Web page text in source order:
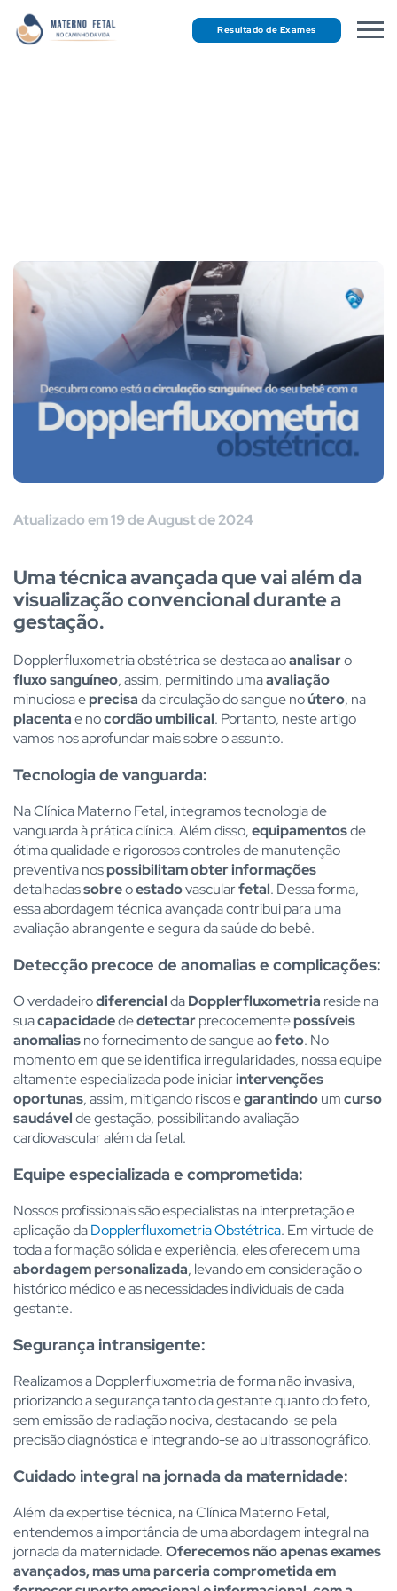
Resultado de Exames
Atualizado em 19 de August de 2024
Uma técnica avançada que vai além da
visualização convencional durante a
gestação.
Dopplerfluxometria obstétrica se destaca aoanalisaro
fluxo sanguíneo, assim, permitindo umaavaliação
minuciosa eprecisada circulação do sangue noútero, na
placentae nocordão umbilical. Portanto, neste artigo
vamos nos aprofundar mais sobre o assunto.
Tecnologia de vanguarda:
Na Clínica Materno Fetal, integramos tecnologia de
vanguarda à prática clínica. Além disso,equipamentosde
ótima qualidade e rigorosos controles de manutenção
preventiva nospossibilitam obter informações
detalhadassobreoestadovascularfetal. Dessa forma,
essa abordagem técnica avançada contribui para uma
avaliação abrangente e segura da saúde do bebê.
Detecção precoce de anomalias e complicações:
O verdadeirodiferencialdaDopplerfluxometria reside na
suacapacidadededetectarprecocementepossíveis
anomaliasno fornecimento de sangue aofeto. No
momento em que se identifica irregularidades, nossa equipe
altamente especializada pode iniciarintervenções
oportunas, assim, mitigando riscos egarantindoumcurso
saudávelde gestação, possibilitando avaliação
cardiovascular além da fetal.
Equipe especializada e comprometida:
Nossos profissionais são especialistas na interpretação e
aplicação daDopplerfluxometria Obstétrica. Em virtude de
toda a formação sólida e experiência, eles oferecem uma
abordagem personalizada, levando em consideração o
histórico médico e as necessidades individuais de cada
gestante.
Segurança intransigente:
Realizamos a Dopplerfluxometria de forma não invasiva,
priorizando a segurança tanto da gestante quanto do feto,
sem emissão de radiação nociva, destacando-se pela
precisão diagnóstica e integrando-se ao ultrassonográfico.
Cuidado integral na jornada da maternidade:
Além da expertise técnica, na Clínica Materno Fetal,
entendemos a importância de uma abordagem integral na
jornada da maternidade.Oferecemos não apenas exames
avançados, mas uma parceria comprometida em